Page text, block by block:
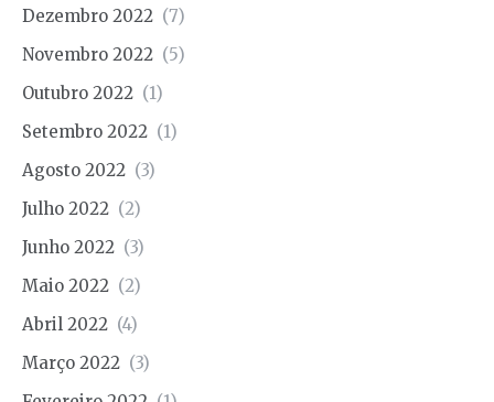
Dezembro 2022 (7)
Novembro 2022 (5)
Outubro 2022 (1)
Setembro 2022 (1)
Agosto 2022 (3)
Julho 2022 (2)
Junho 2022 (3)
Maio 2022 (2)
Abril 2022 (4)
Março 2022 (3)